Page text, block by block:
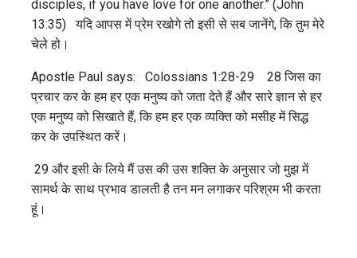
disciples, if you have love for one another.” (John
13:35) यदि आपस में प्रेम रखोगे तो इसी से सब जानेंगे, कि तुम मेरे
चेले हो।
Apostle Paul says: Colossians 1:28-29 28 जिस का
प्रचार कर के हम हर एक मनुष्य को जता देते हैं और सारे ज्ञान से हर
एक मनुष्य को सिखाते हैं, कि हम हर एक व्यक्ति को मसीह में सिद्ध
कर के उपस्थित करें।
29 और इसी के लिये मैं उस की उस शक्ति के अनुसार जो मुझ में
सामर्थ के साथ प्रभाव डालती है तन मन लगाकर परिश्रम भी करता
हूं।